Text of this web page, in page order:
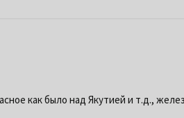
как было над Якутией и т.д.,